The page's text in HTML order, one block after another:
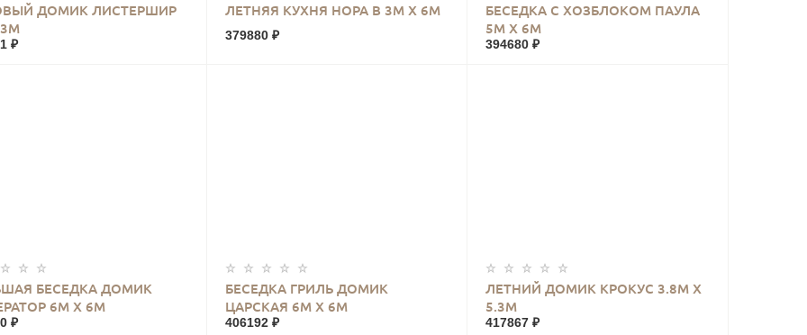
ДОМИК ЛИСТЕРШИР
₽
КУПИТЬ ЛЕТНЯЯ КУХНЯ НОРА В 3М Х 6М
379880 ₽
КУПИТЬ
БЕСЕДКА С ХОЗБЛОКОМ ПАУЛА
5М Х 6М
394680 ₽
КУПИТЬ
БЕСЕДКА ДОМИК
6М Х 6М
₽
КУПИТЬ
БЕСЕДКА ГРИЛЬ ДОМИК
ЦАРСКАЯ 6М Х 6М
406192 ₽
КУПИТЬ
ЛЕТНИЙ ДОМИК КРОКУС 3.8М Х
5.3М
417867 ₽
КУПИТЬ